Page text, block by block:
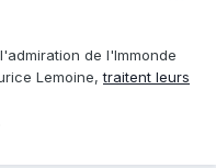
de l'Immonde
Lemoine,traitent leurs